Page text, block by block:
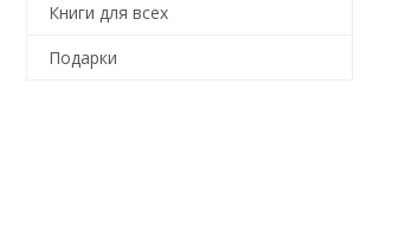
Книги для всех
Подарки